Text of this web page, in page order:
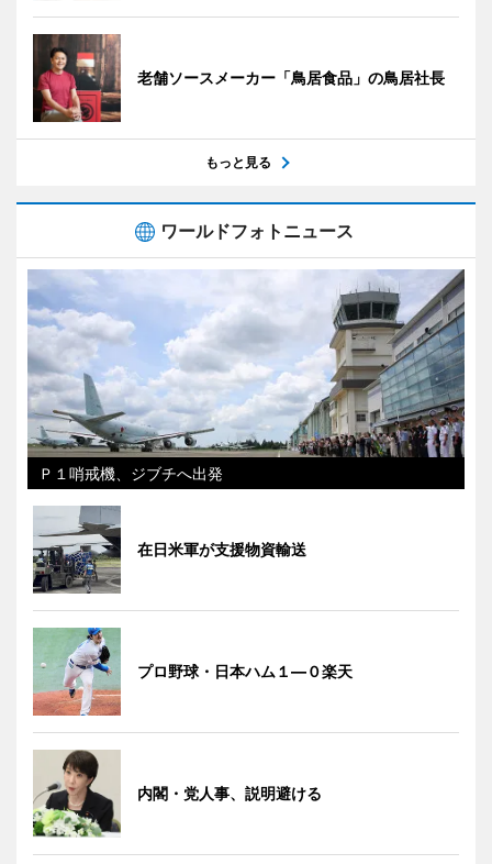
老舗ソースメーカー「鳥居食品」の鳥居社長
もっと見る
ワールドフォトニュース
Ｐ１哨戒機、ジブチへ出発
在日米軍が支援物資輸送
プロ野球・日本ハム１―０楽天
内閣・党人事、説明避ける